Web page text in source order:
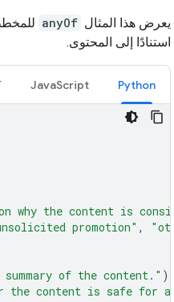
يعرض هذا المثال anyOf
استنادًا إلى المحتوى.
Python
JavaScript
why the content is
promotion" ,
of the content." )
the content is safe for